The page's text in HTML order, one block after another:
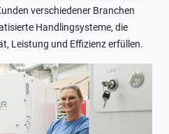
verschiedener Branchen
Handlingsysteme, die
Leistung und Effizienz erfüllen.